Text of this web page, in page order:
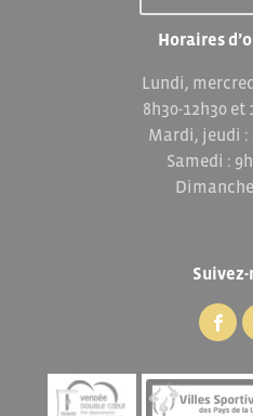
Horaires
Lundi,
8h30-12h30 et
Mardi, jeudi :
Samedi :
Suivez-